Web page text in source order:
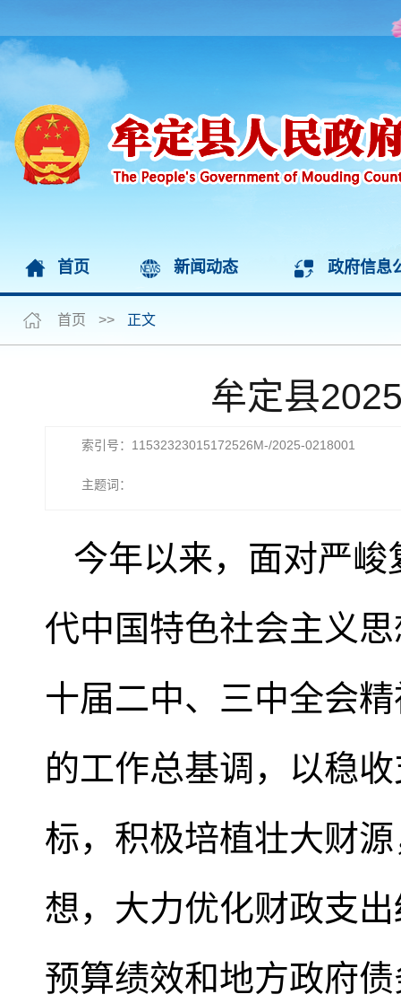
首页 新闻动态 政府信息
首页 >> 正文
牟定县
索引号：11532323015172526M-/2025-0218001
主题词：
今年以来，面对严
代中国特色社会主义
十届二中、三中全会
的工作总基调，以稳
标，积极培植壮大财
想，大力优化财政支
预算绩效和地方政府